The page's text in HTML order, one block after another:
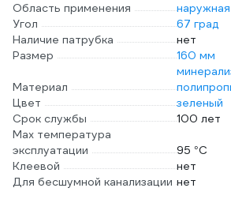
Область применения
Угол
67 град
Наличие патрубка
нет
Размер
160 мм
Материал
Цвет
зеленый
Срок службы
100 лет
Max температура
эксплуатации
95 °С
Клеевой
нет
Для бесшумной канализации нет